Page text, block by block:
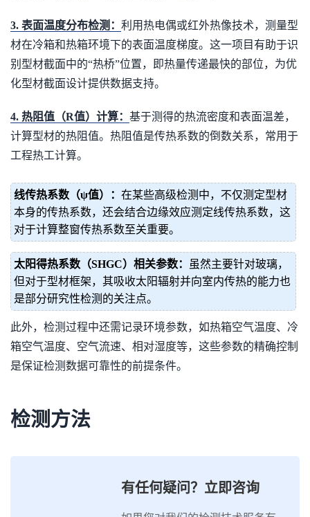
3. 表面温度分布检测： 利用热电偶或红外热像技术，测量型
材在冷箱和热箱环境下的表面温度梯度。这一项目有助于识
别型材截面中的“热桥”位置，即热量传递最快的部位，为优
化型材截面设计提供数据支持。
4. 热阻值（R值）计算： 基于测得的热流密度和表面温差，
计算型材的热阻值。热阻值是传热系数的倒数关系，常用于
工程热工计算。
线传热系数（ψ值）： 在某些高级检测中，不仅测定型材
本身的传热系数，还会结合边缘效应测定线传热系数，这
对于计算整窗传热系数至关重要。
太阳得热系数（SHGC）相关参数：
虽然主要针对玻璃，
但对于型材框架，其吸收太阳辐射并向室内传热的能力也
是部分研究性检测的关注点。
此外，检测过程中还需记录环境参数，如热箱空气温度、冷
箱空气温度、空气流速、相对湿度等，这些参数的精确控制
是保证检测数据可靠性的前提条件。
检测方法
有任何疑问？立即咨询